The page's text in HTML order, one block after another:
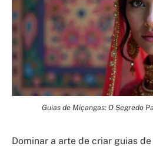
Guias de Miçangas: O Segredo
Dominar a arte de criar guias